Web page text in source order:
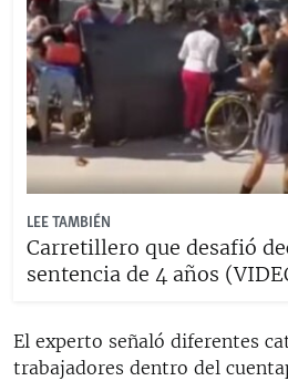
LEE TAMBIÉN
Carretillero que desafió
sentencia de 4 años
El experto señaló diferentes
trabajadores dentro del